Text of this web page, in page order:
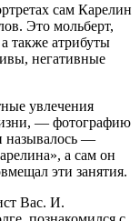
сам Карелин
Это мольберт,
также атрибуты
негативные
увлечения
— фотографию
называлось —
а сам он
эти занятия.
Вас. И.